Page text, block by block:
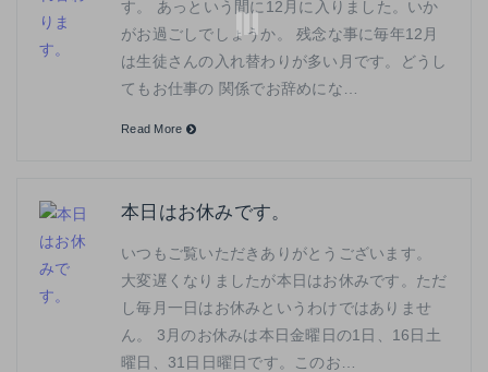
す。 あっという間に12月に入りました。いか
がお過ごしでしょうか。 残念な事に毎年12月
は生徒さんの入れ替わりが多い月です。どうし
てもお仕事の 関係でお辞めにな…
Read More
本日はお休みです。
いつもご覧いただきありがとうございます。
大変遅くなりましたが本日はお休みです。ただ
し毎月一日はお休みというわけではありませ
ん。 3月のお休みは本日金曜日の1日、16日土
曜日、31日日曜日です。このお…